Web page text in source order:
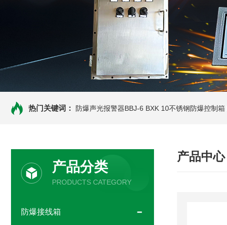
热门关键词： 防爆声光报警器BBJ-6 BXK 10不锈钢防爆控制箱
产品分类
PRODUCTS CATEGORY
防爆接线箱
产品中心